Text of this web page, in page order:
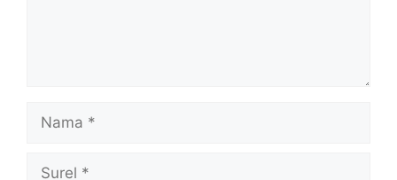
Nama
Surel